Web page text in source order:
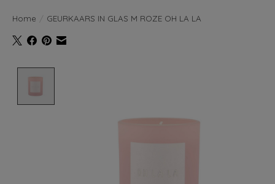
Home GEURKAARS IN GLAS M ROZE OH LA LA